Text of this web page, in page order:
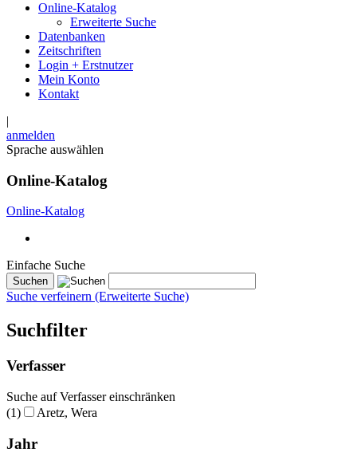
Online-Katalog
Erweiterte Suche
Datenbanken
Zeitschriften
Login + Erstnutzer
Mein Konto
Kontakt
|
anmelden
Sprache auswählen
Online-Katalog
Online-Katalog
Einfache Suche
Suche verfeinern (Erweiterte Suche)
Suchfilter
Verfasser
Suche auf Verfasser einschränken
(1)
Aretz, Wera
Jahr